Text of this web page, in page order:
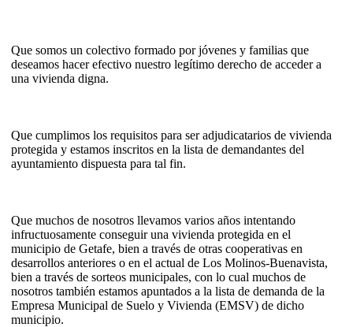
Que somos un colectivo formado por jóvenes y familias que
deseamos hacer efectivo nuestro legítimo derecho de acceder a
una vivienda digna.
Que cumplimos los requisitos para ser adjudicatarios de vivienda
protegida y estamos inscritos en la lista de demandantes del
ayuntamiento dispuesta para tal fin.
Que muchos de nosotros llevamos varios años intentando
infructuosamente conseguir una vivienda protegida en el
municipio de Getafe, bien a través de otras cooperativas en
desarrollos anteriores o en el actual de Los Molinos-Buenavista,
bien a través de sorteos municipales, con lo cual muchos de
nosotros también estamos apuntados a la lista de demanda de la
Empresa Municipal de Suelo y Vivienda (EMSV) de dicho
municipio.